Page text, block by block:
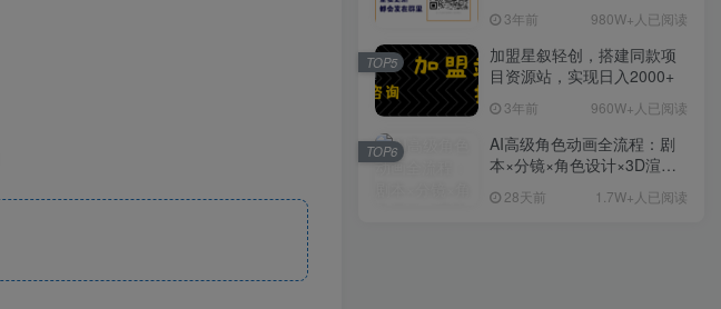
3年前 980W+人已阅读
加盟星叙轻创，搭建同款项
目资源站，实现日入2000+
3年前 960W+人已阅读
TOP5
AI高级角色动画全流程：剧
本×分镜×角色设计×3D渲染×
式教学
28天前 1.7W+人已阅读
TOP6